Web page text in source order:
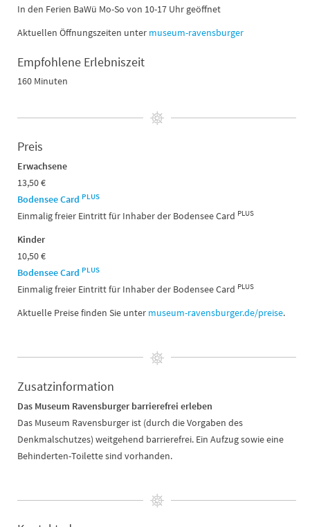
In den Ferien BaWü Mo-So von 10-17 Uhr geöffnet
Aktuellen Öffnungszeiten unter museum-ravensburger
Empfohlene Erlebniszeit
160 Minuten
Preis
Erwachsene
13,50 €
Bodensee Card PLUS
Einmalig freier Eintritt für Inhaber der Bodensee Card PLUS
Kinder
10,50 €
Bodensee Card PLUS
Einmalig freier Eintritt für Inhaber der Bodensee Card PLUS
Aktuelle Preise finden Sie unter museum-ravensburger.de/preise.
Zusatzinformation
Das Museum Ravensburger barrierefrei erleben
Das Museum Ravensburger ist (durch die Vorgaben des
Denkmalschutzes) weitgehend barrierefrei. Ein Aufzug sowie eine
Behinderten-Toilette sind vorhanden.